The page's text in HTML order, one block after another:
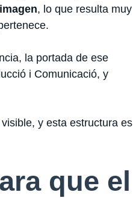
, lo que resulta muy
la portada de ese
i Comunicació, y
y esta estructura es
que el